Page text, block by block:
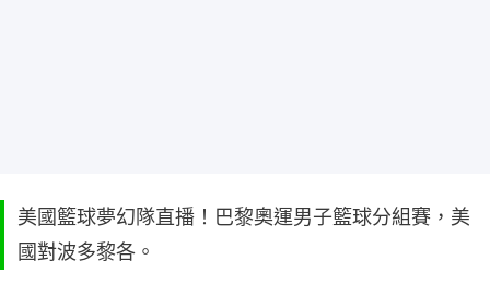
美國籃球夢幻隊直播！巴黎奧運男子籃球分組賽，美
國對波多黎各。